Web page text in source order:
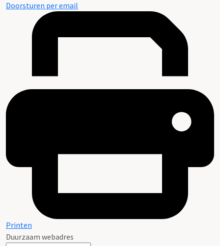
Doorsturen per email
Printen
Duurzaam webadres